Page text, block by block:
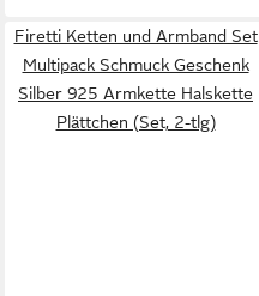
Firetti Ketten und Armband Set
Multipack Schmuck Geschenk
Silber 925 Armkette Halskette
Plättchen (Set, 2-tlg)